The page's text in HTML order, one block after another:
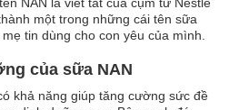
một trong những cái tên sữa
tin dùng cho con yêu của mình.
của sữa NAN
khả năng giúp tăng cường sức đề